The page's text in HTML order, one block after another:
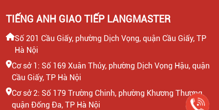
TIẾNG ANH GIAO TIẾP LANGMASTER
Số 201 Cầu Giấy, phường Dịch Vọng, quận Cầu Giấy, TP
Hà Nội
Cơ sở 1: Số 169 Xuân Thủy, phường Dịch Vọng Hậu, quận
Cầu Giấy, TP Hà Nội
Cơ sở 2: Số 179 Trường Chinh, phường Khương Thượng,
quận Đống Đa, TP Hà Nội